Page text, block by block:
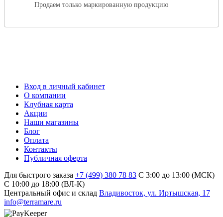
Продаем только маркированную продукцию
Вход в личный кабинет
О компании
Клубная карта
Акции
Наши магазины
Блог
Оплата
Контакты
Публичная оферта
Для быстрого заказа +7 (499) 380 78 83 С 3:00 до 13:00 (МСК)
C 10:00 до 18:00 (ВЛ-К)
Центральный офис и склад Владивосток, ул. Иртышская, 17
info@terramare.ru